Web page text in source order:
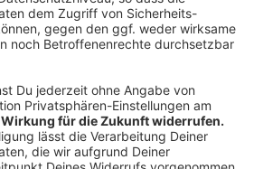
NDIX und seine Partner die
Bis Ende 2022 investieren sie gar
den Breitbandausbau in Münster